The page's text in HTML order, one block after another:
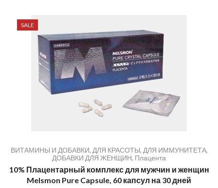
SALE
ВИТАМИНЫ И ДОБАВКИ, ДЛЯ КРАСОТЫ, ДЛЯ ИММУНИТЕТА,
ДОБАВКИ ДЛЯ ЖЕНЩИН, Плацента
10% Плацентарный комплекс для мужчин и женщин
Melsmon Pure Capsule, 60 капсул на 30 дней